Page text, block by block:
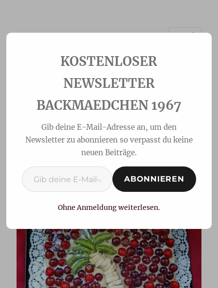
Obstkuchen mit Motiv
NEWSLETTER
BACKMAEDCHEN 1967
Gib deine E-Mail-Adresse an, um den
Newsletter zu abonnieren so verpasst du keine
neuen Beiträge.
Gib deine E-Mail-Adresse ein ...
ABONNIEREN
Ohne Anmeldung weiterlesen.